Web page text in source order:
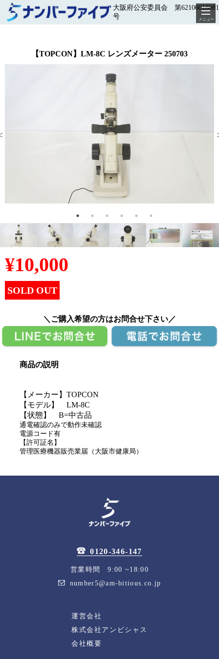
大阪府公安委員会 第
号
メニュー
【TOPCON】LM-8C レンズメーター 250703
¥10,000
SOLD OUT
＼ご購入希望の方はお問合せ下さい／
商品の説明
【メーカー】TOPCON
【モデル】 LM-8C
【状態】 B=中古品
通電確認のみで動作未確認
電源コード有
【許可証名】
管理医療機器販売業届（大阪市健康局）
0120-346-147
営業時間 9:00 ~18:00
number5@am-bitious.co.jp
運営会社
株式会社アンビシャス
会社概要